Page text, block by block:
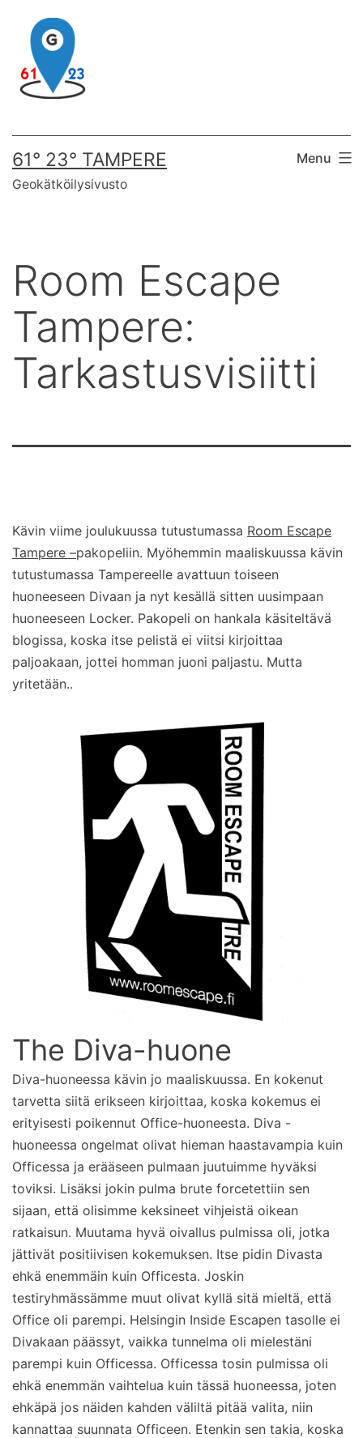
content
61° 23° TAMPERE
Geokätköilysivusto
Menu
Room Escape
Tampere:
Tarkastusvisiitti
Kävin viime joulukuussa tutustumassa Room Escape
Tampere –pakopeliin. Myöhemmin maaliskuussa kävin
tutustumassa Tampereelle avattuun toiseen
huoneeseen Divaan ja nyt kesällä sitten uusimpaan
huoneeseen Locker. Pakopeli on hankala käsiteltävä
blogissa, koska itse pelistä ei viitsi kirjoittaa
paljoakaan, jottei homman juoni paljastu. Mutta
yritetään..
The Diva-huone
Diva-huoneessa kävin jo maaliskuussa. En kokenut
tarvetta siitä erikseen kirjoittaa, koska kokemus ei
erityisesti poikennut Office-huoneesta. Diva -
huoneessa ongelmat olivat hieman haastavampia kuin
Officessa ja erääseen pulmaan juutuimme hyväksi
toviksi. Lisäksi jokin pulma brute forcetettiin sen
sijaan, että olisimme keksineet vihjeistä oikean
ratkaisun. Muutama hyvä oivallus pulmissa oli, jotka
jättivät positiivisen kokemuksen. Itse pidin Divasta
ehkä enemmäin kuin Officesta. Joskin
testiryhmässämme muut olivat kyllä sitä mieltä, että
Office oli parempi. Helsingin Inside Escapen tasolle ei
Divakaan päässyt, vaikka tunnelma oli mielestäni
parempi kuin Officessa. Officessa tosin pulmissa oli
ehkä enemmän vaihtelua kuin tässä huoneessa, joten
ehkäpä jos näiden kahden väliltä pitää valita, niin
kannattaa suunnata Officeen. Etenkin sen takia, koska